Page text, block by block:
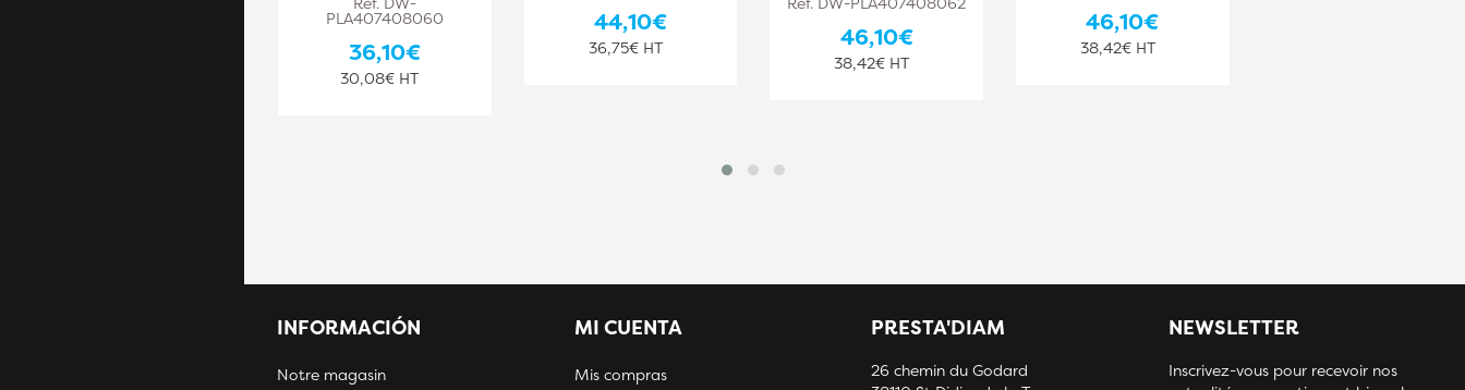
PLA407408060
36,10€
30,08€ HT
44,10€
36,75€ HT 46,10€
38,42€ HT
46,10€
38,42€ HT
INFORMACIÓN
Notre magasin
MI CUENTA
Mis compras
PRESTA'DIAM
26 chemin du Godard
NEWSLETTER
Inscrivez-vous pour recevoir nos